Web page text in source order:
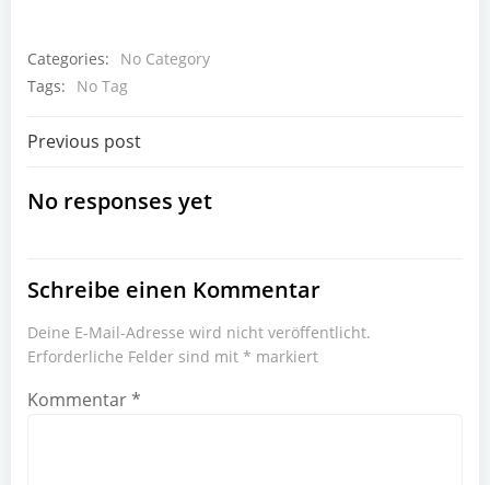
Categories:
No Category
Tags:
No Tag
Beitragsnavigation
Previous post
No responses yet
Schreibe einen Kommentar
Deine E-Mail-Adresse wird nicht veröffentlicht.
Erforderliche Felder sind mit * markiert
Kommentar*